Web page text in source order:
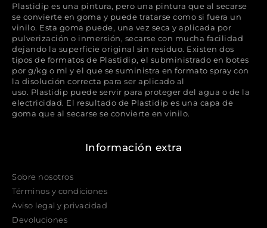
Plastidip es una pintura, pero una pintura que al secarse
se convierte en goma y puede tratarse como si fuera un
vinilo. Esta goma puede, una vez seca y aplicada por
pulverización o inmersión, secarse con mucha facilidad
dejando la superficie original sin residuo. Existen dos
tipos de formatos de Plastidip, el subministrado en botes
por g/kg o ml y el que se suministra en formato spray con
la disolución correcta para ser aplicado al
uso. Plastidip puede servir para proteger del agua o de la
electricidad. El resultado de Plastidip es una capa de
goma que al secarse se convierte en vinilo.
Información extra
Sobre nosotros
Términos y condiciones
Aviso legal y privacidad
Devoluciones